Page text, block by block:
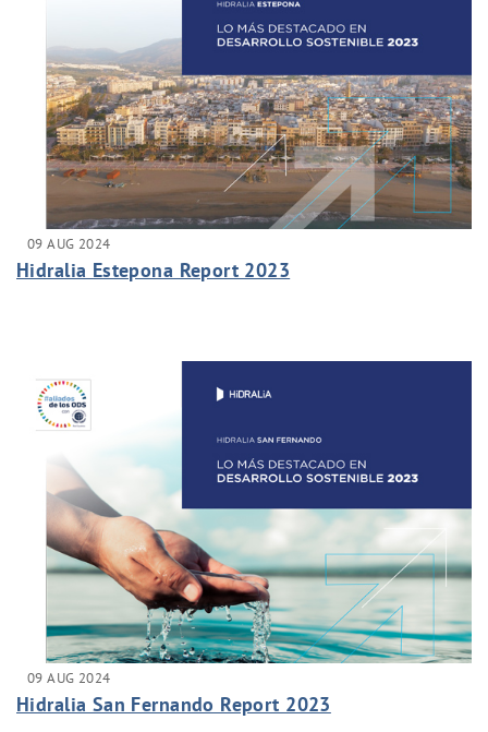
09 AUG 2024
Hidralia Estepona Report 2023
09 AUG 2024
Hidralia San Fernando Report 2023